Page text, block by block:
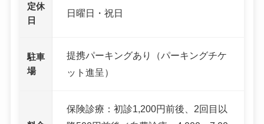
定休
日
日曜日・祝日
駐車
場
提携パーキングあり（パーキングチケ
ット進呈）
保険診療：初診1,200円前後、2回目以